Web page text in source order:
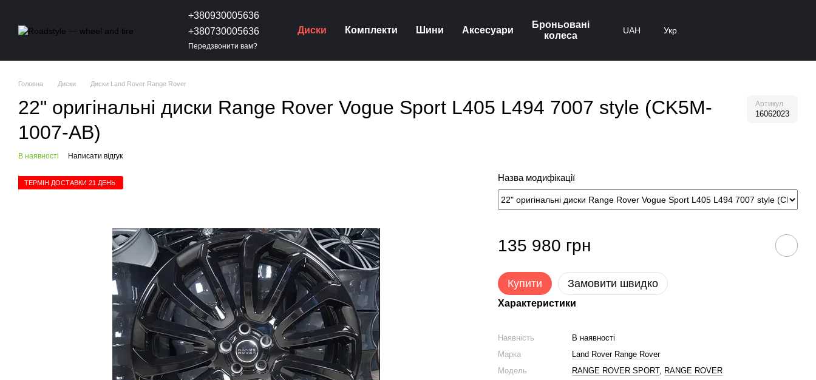
+380930005636
+380730005636
Передзвонити вам?
Диски Комплекти Шини Аксесуари
Броньовані
колеса
UAH Укр
Головна Диски Диски Land Rover Range Rover
22" оригінальні диски Range Rover Vogue Sport L405 L494 7007 style (CK5M-
1007-AB)
Артикул
16062023
В наявності Написати відгук
ТЕРМІН ДОСТАВКИ 21 ДЕНЬ Назва модифікації
135 980 грн
Купити Замовити швидко
Характеристики
Наявність
В наявності
Марка
Land Rover Range Rover
Модель
RANGE ROVER SPORT, RANGE ROVER